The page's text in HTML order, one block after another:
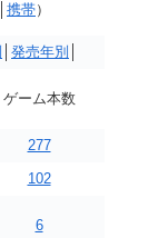
携帯）
発売年別
ゲーム本数
277
102
6